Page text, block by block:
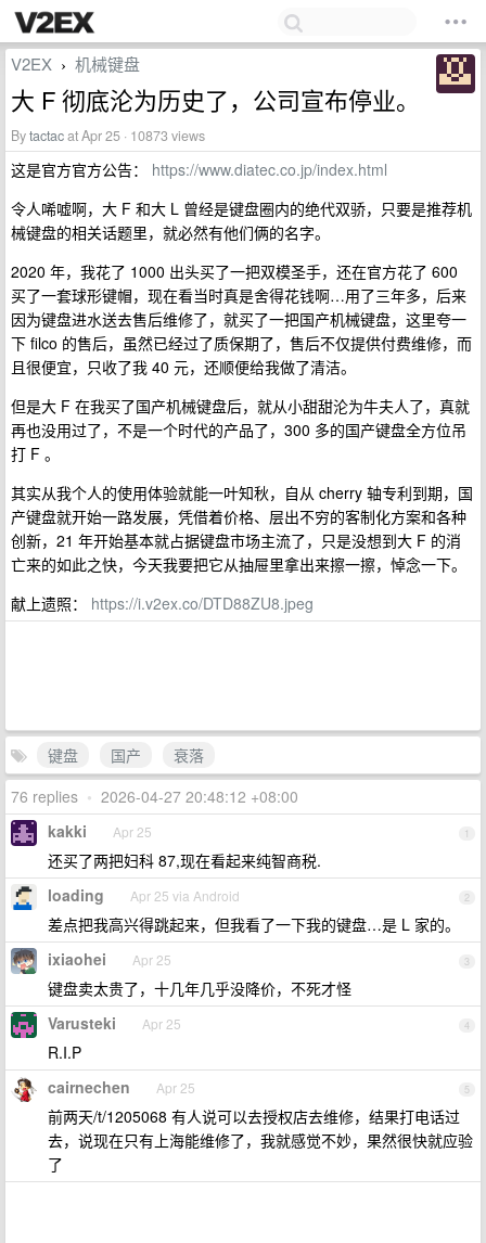
V2EX › 机械键盘
大 F 彻底沦为历史了，公司宣布停业。
Bytactacat Apr 25 · 10873 views
这是官方官方公告： https://www.diatec.co.jp/index.html
令人唏嘘啊，大 F 和大 L 曾经是键盘圈内的绝代双骄，只要是推荐机
械键盘的相关话题里，就必然有他们俩的名字。
2020 年，我花了 1000 出头买了一把双模圣手，还在官方花了 600
买了一套球形键帽，现在看当时真是舍得花钱啊…用了三年多，后来
因为键盘进水送去售后维修了，就买了一把国产机械键盘，这里夸一
下 filco 的售后，虽然已经过了质保期了，售后不仅提供付费维修，而
且很便宜，只收了我 40 元，还顺便给我做了清洁。
但是大 F 在我买了国产机械键盘后，就从小甜甜沦为牛夫人了，真就
再也没用过了，不是一个时代的产品了，300 多的国产键盘全方位吊
打 F 。
其实从我个人的使用体验就能一叶知秋，自从 cherry 轴专利到期，国
产键盘就开始一路发展，凭借着价格、层出不穷的客制化方案和各种
创新，21 年开始基本就占据键盘市场主流了，只是没想到大 F 的消
亡来的如此之快，今天我要把它从抽屉里拿出来擦一擦，悼念一下。
献上遗照： https://i.v2ex.co/DTD88ZU8.jpeg
键盘 国产
衰落
76 replies • 2026-04-27 20:48:12 +08:00
1
kakki Apr 25
还买了两把妇科 87,现在看起来纯智商税.
2
loading Apr 25 via Android
差点把我高兴得跳起来，但我看了一下我的键盘…是 L 家的。
3
ixiaohei Apr 25
键盘卖太贵了，十几年几乎没降价，不死才怪
4
Varusteki Apr 25
R.I.P
5
cairnechen Apr 25
前两天/t/1205068 有人说可以去授权店去维修，结果打电话过
去，说现在只有上海能维修了，我就感觉不妙，果然很快就应验
了